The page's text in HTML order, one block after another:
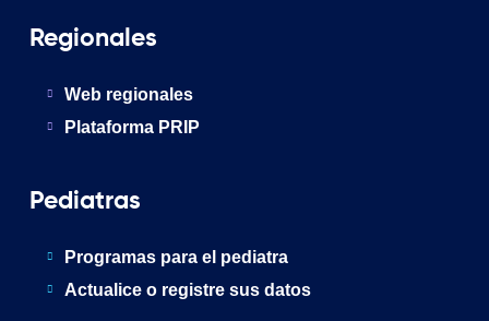
Regionales
Web regionales
Plataforma PRIP
Pediatras
Programas para el pediatra
Actualice o registre sus datos